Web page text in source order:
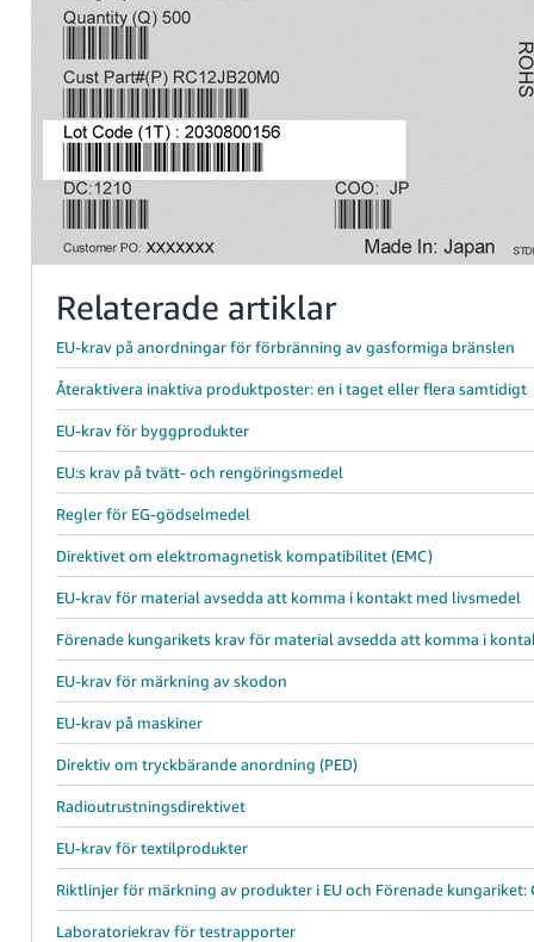
Relaterade artiklar
EU-krav på anordningar för förbränning av gasformiga bränslen
Återaktivera inaktiva produktposter: en i taget eller flera samtidigt
EU-krav för byggprodukter
EU:s krav på tvätt- och rengöringsmedel
Regler för EG-gödselmedel
Direktivet om elektromagnetisk kompatibilitet (EMC)
EU-krav för material avsedda att komma i kontakt med livsmedel
Förenade kungarikets krav för material avsedda att komma i
EU-krav för märkning av skodon
EU-krav på maskiner
Direktiv om tryckbärande anordning (PED)
Radioutrustningsdirektivet
EU-krav för textilprodukter
Riktlinjer för märkning av produkter i EU och Förenade kungariket:
Laboratoriekrav för testrapporter